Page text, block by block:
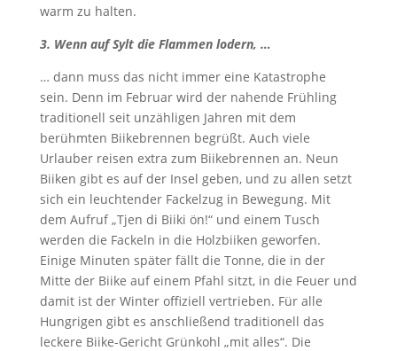
warm zu halten.
3. Wenn auf Sylt die Flammen lodern, …
… dann muss das nicht immer eine Katastrophe
sein. Denn im Februar wird der nahende Frühling
traditionell seit unzähligen Jahren mit dem
berühmten Biikebrennen begrüßt. Auch viele
Urlauber reisen extra zum Biikebrennen an. Neun
Biiken gibt es auf der Insel geben, und zu allen setzt
sich ein leuchtender Fackelzug in Bewegung. Mit
dem Aufruf „Tjen di Biiki ön!“ und einem Tusch
werden die Fackeln in die Holzbiiken geworfen.
Einige Minuten später fällt die Tonne, die in der
Mitte der Biike auf einem Pfahl sitzt, in die Feuer und
damit ist der Winter offiziell vertrieben. Für alle
Hungrigen gibt es anschließend traditionell das
leckere Biike-Gericht Grünkohl „mit alles“. Die